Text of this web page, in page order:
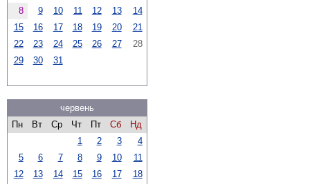
8
9 10 11 12 13
14
15
16 17 18 19 20
21
22
23 24 25 26 27
28
29
30 31
червень
Пн
Вт Ср Чт Пт Сб
Нд
1
2 3
4
5
6 7 8 9 10
11
12
13 14 15 16 17
18